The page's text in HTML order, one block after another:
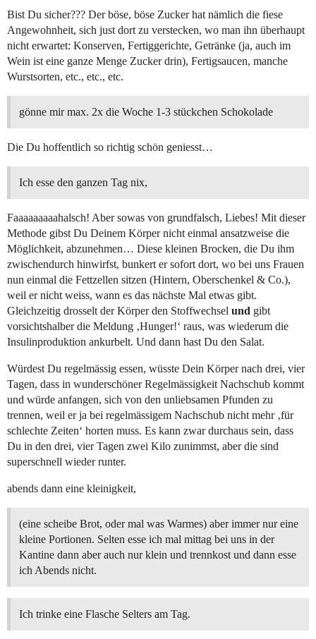
Bist Du sicher??? Der böse, böse Zucker hat nämlich die fiese
Angewohnheit, sich just dort zu verstecken, wo man ihn überhaupt
nicht erwartet: Konserven, Fertiggerichte, Getränke (ja, auch im
Wein ist eine ganze Menge Zucker drin), Fertigsaucen, manche
Wurstsorten, etc., etc., etc.
gönne mir max. 2x die Woche 1-3 stückchen Schokolade
Die Du hoffentlich so richtig schön geniesst…
Ich esse den ganzen Tag nix,
Faaaaaaaaahalsch! Aber sowas von grundfalsch, Liebes! Mit dieser
Methode gibst Du Deinem Körper nicht einmal ansatzweise die
Möglichkeit, abzunehmen… Diese kleinen Brocken, die Du ihm
zwischendurch hinwirfst, bunkert er sofort dort, wo bei uns Frauen
nun einmal die Fettzellen sitzen (Hintern, Oberschenkel & Co.),
weil er nicht weiss, wann es das nächste Mal etwas gibt.
Gleichzeitig drosselt der Körper den Stoffwechsel und gibt
vorsichtshalber die Meldung ‚Hunger!‘ raus, was wiederum die
Insulinproduktion ankurbelt. Und dann hast Du den Salat.
Würdest Du regelmässig essen, wüsste Dein Körper nach drei, vier
Tagen, dass in wunderschöner Regelmässigkeit Nachschub kommt
und würde anfangen, sich von den unliebsamen Pfunden zu
trennen, weil er ja bei regelmässigem Nachschub nicht mehr ‚für
schlechte Zeiten‘ horten muss. Es kann zwar durchaus sein, dass
Du in den drei, vier Tagen zwei Kilo zunimmst, aber die sind
superschnell wieder runter.
abends dann eine kleinigkeit,
(eine scheibe Brot, oder mal was Warmes) aber immer nur eine
kleine Portionen. Selten esse ich mal mittag bei uns in der
Kantine dann aber auch nur klein und trennkost und dann esse
ich Abends nicht.
Ich trinke eine Flasche Selters am Tag.